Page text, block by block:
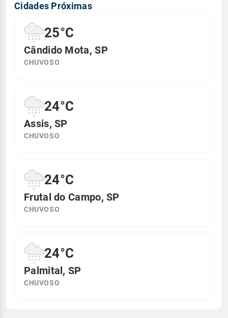
Cidades Próximas
25°C
Cândido Mota, SP
CHUVOSO
24°C
Assis, SP
CHUVOSO
24°C
Frutal do Campo, SP
CHUVOSO
24°C
Palmital, SP
CHUVOSO